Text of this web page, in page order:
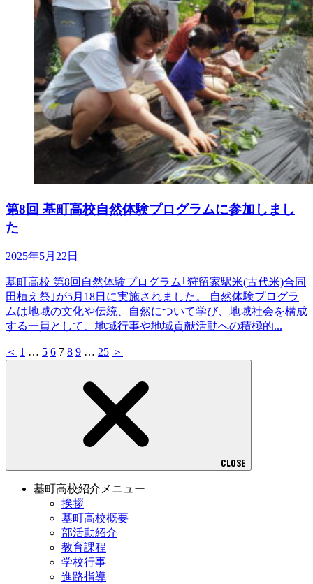
第8回 基町高校自然体験プログラムに参加しまし
た
2025年5月22日
基町高校 第8回自然体験プログラム｢狩留家駅米(古代米)合同
田植え祭｣が5月18日に実施されました。 自然体験プログラ
ムは地域の文化や伝統、自然について学び、地域社会を構成
する一員として、地域行事や地域貢献活動への積極的...
＜ 1 … 5 6 7 8 9 … 25 ＞
CLOSE
基町高校紹介メニュー
挨拶
基町高校概要
部活動紹介
教育課程
学校行事
進路指導